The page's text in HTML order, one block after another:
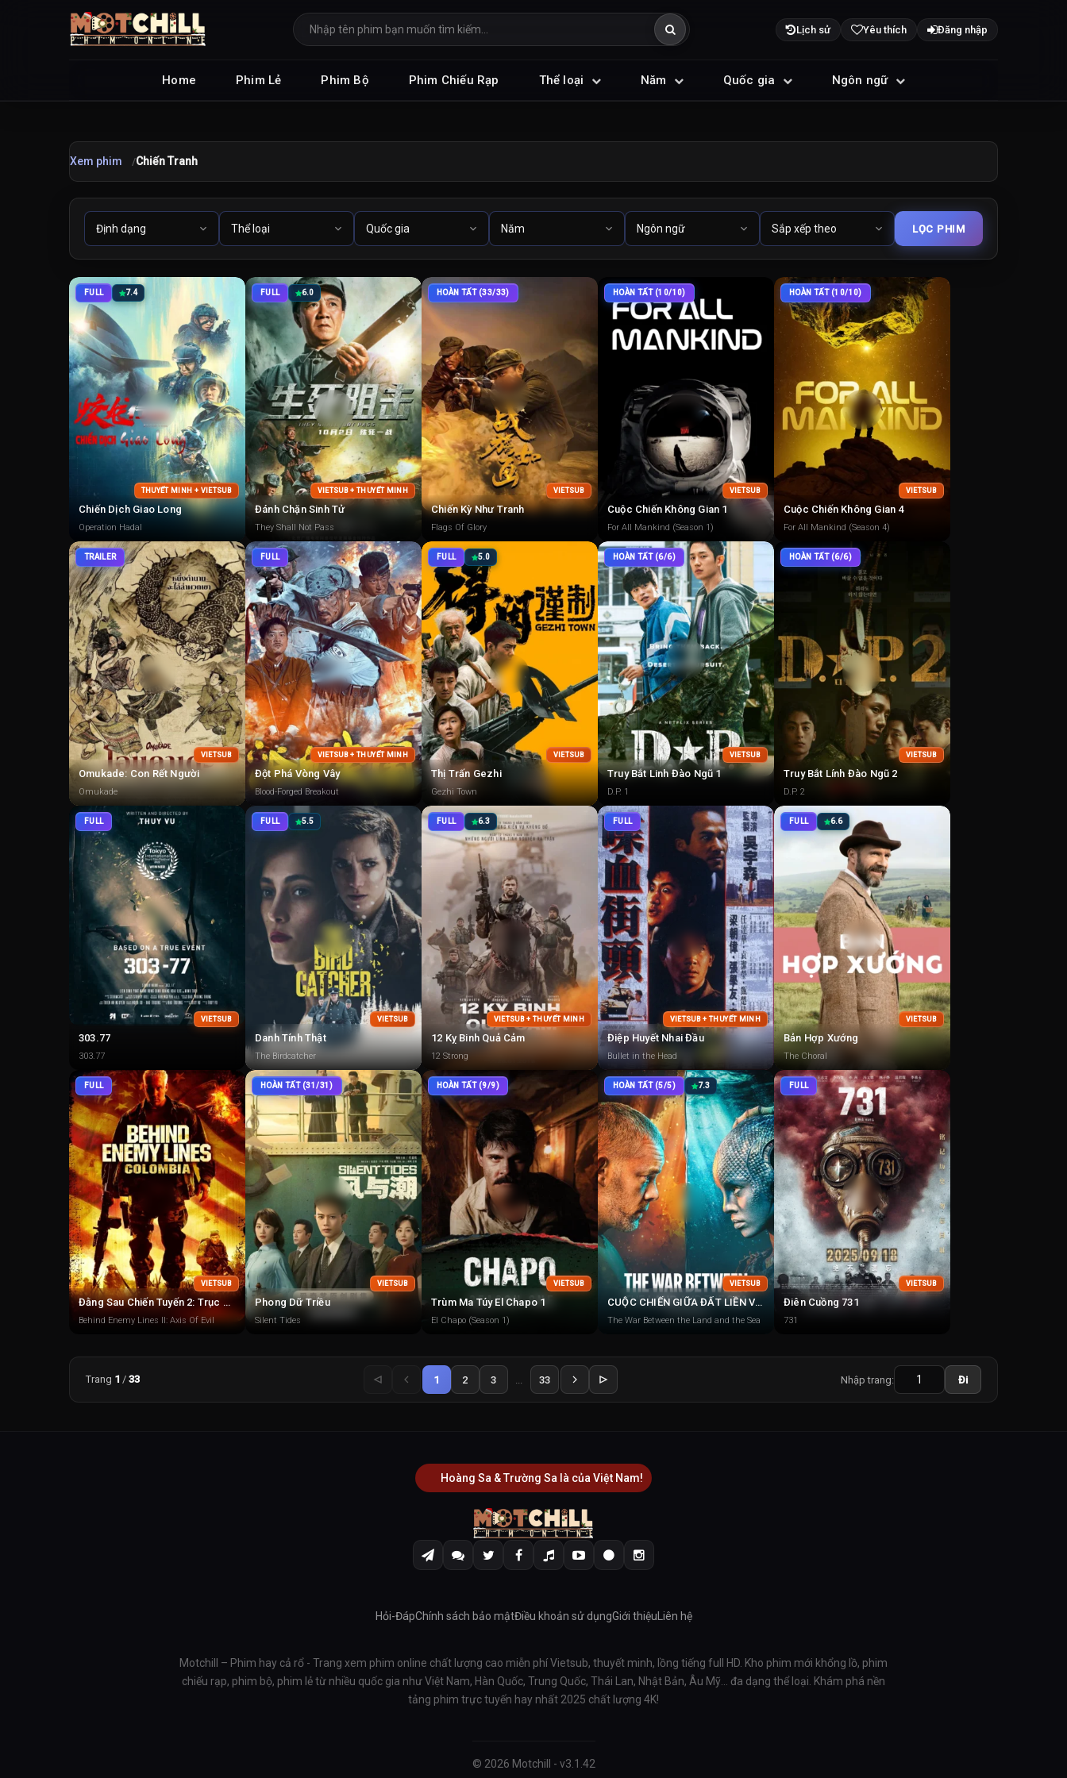
Lịch sử Yêu thích Đăng nhập
Home Phim Lẻ Phim Bộ Phim Chiếu Rạp Thể loại Năm Quốc gia Ngôn ngữ
Xem phim Chiến Tranh
FULL 7.4
THUYẾT MINH + VIETSUB
Chiến Dịch Giao Long
Operation Hadal
FULL 6.0
VIETSUB + THUYẾT MINH
Đánh Chặn Sinh Tử
They Shall Not Pass
HOÀN TẤT (33/33)
VIETSUB
Chiến Kỳ Như Tranh
Flags Of Glory
HOÀN TẤT (10/10)
VIETSUB
Cuộc Chiến Không Gian 1
For All Mankind (Season 1)
HOÀN TẤT (10/10)
VIETSUB
Cuộc Chiến Không Gian 4
For All Mankind (Season 4)
TRAILER
VIETSUB
Omukade: Con Rết Người
Omukade
FULL
VIETSUB + THUYẾT MINH
Đột Phá Vòng Vây
Blood-Forged Breakout
FULL 5.0
VIETSUB
Thị Trấn Gezhi
Gezhi Town
HOÀN TẤT (6/6)
VIETSUB
Truy Bắt Linh Đào Ngũ 1
D.P. 1
HOÀN TẤT (6/6)
VIETSUB
Truy Bắt Lính Đào Ngũ 2
D.P. 2
FULL
VIETSUB
303.77
303.77
FULL 5.5
VIETSUB
Danh Tính Thật
The Birdcatcher
FULL 6.3
VIETSUB + THUYẾT MINH
12 Kỵ Binh Quả Cảm
12 Strong
FULL
VIETSUB + THUYẾT MINH
Điệp Huyết Nhai Đầu
Bullet in the Head
FULL 6.6
VIETSUB
Bản Hợp Xướng
The Choral
FULL
VIETSUB
Đằng Sau Chiến Tuyến 2: Trục Quỷ
Behind Enemy Lines II: Axis Of Evil
HOÀN TẤT (31/31)
VIETSUB
Phong Dữ Triều
Silent Tides
HOÀN TẤT (9/9)
VIETSUB
Trùm Ma Túy El Chapo 1
El Chapo (Season 1)
HOÀN TẤT (5/5) 7.3
VIETSUB
CUỘC CHIẾN GIỮA ĐẤT LIỀN VÀ ĐẠI DƯƠNG
The War Between the Land and the Sea
FULL
VIETSUB
Điên Cuồng 731
731
Trang 1 / 33 1 2 3 33 Nhập trang: Đi
Hoàng Sa & Trường Sa là của Việt Nam!
Hỏi-ĐápChính sách bảo mậtĐiều khoản sử dụngGiới thiệu Liên hệ
Motchill – Phim hay cả rổ - Trang xem phim online chất lượng cao miễn phí Vietsub, thuyết minh, lồng tiếng full HD. Kho phim mới khổng lồ, phim
chiếu rạp, phim bộ, phim lẻ từ nhiều quốc gia như Việt Nam, Hàn Quốc, Trung Quốc, Thái Lan, Nhật Bản, Âu Mỹ… đa dạng thể loại. Khám phá nền
tảng phim trực tuyến hay nhất 2025 chất lượng 4K!
© 2026 Motchill - v3.1.42